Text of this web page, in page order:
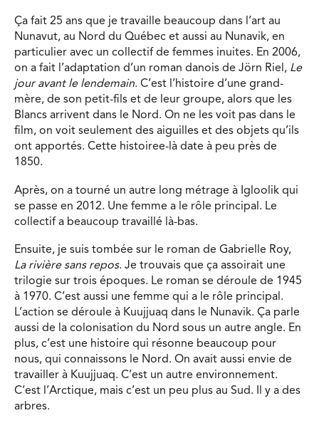
Ça fait 25 ans que je travaille beaucoup dans l’art au
Nunavut, au Nord du Québec et aussi au Nunavik, en
particulier avec un collectif de femmes inuites. En 2006,
on a fait l’adaptation d’un roman danois de Jörn Riel, Le
jour avant le lendemain. C’est l’histoire d’une grand-
mère, de son petit-fils et de leur groupe, alors que les
Blancs arrivent dans le Nord. On ne les voit pas dans le
film, on voit seulement des aiguilles et des objets qu’ils
ont apportés. Cette histoiree-là date à peu près de
1850.
Après, on a tourné un autre long métrage à Igloolik qui
se passe en 2012. Une femme a le rôle principal. Le
collectif a beaucoup travaillé là-bas.
Ensuite, je suis tombée sur le roman de Gabrielle Roy,
La rivière sans repos. Je trouvais que ça assoirait une
trilogie sur trois époques. Le roman se déroule de 1945
à 1970. C’est aussi une femme qui a le rôle principal.
L’action se déroule à Kuujjuaq dans le Nunavik. Ça parle
aussi de la colonisation du Nord sous un autre angle. En
plus, c’est une histoire qui résonne beaucoup pour
nous, qui connaissons le Nord. On avait aussi envie de
travailler à Kuujjuaq. C’est un autre environnement.
C’est l’Arctique, mais c’est un peu plus au Sud. Il y a des
arbres.